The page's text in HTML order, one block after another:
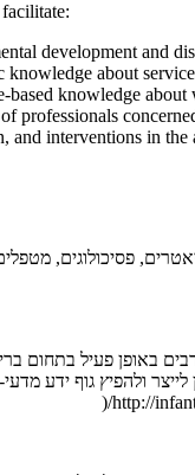
development and
about
based knowledge
professionals
and interventions in the
פסיכיאטרים, פסיכולוגים,
באופן פעיל בתחום
ולהפיץ גוף ידע